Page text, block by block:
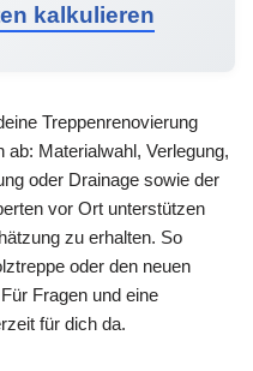
kalkulieren
Treppenrenovierung
Materialwahl, Verlegung,
oder Drainage sowie der
vor Ort unterstützen
zu erhalten. So
oder den neuen
Fragen und eine
für dich da.